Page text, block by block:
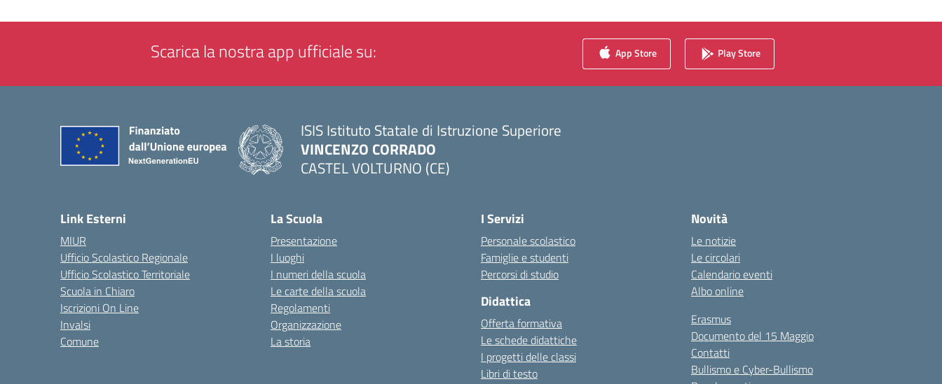
Scarica la nostra app ufficiale su: App Store Play Store
ISIS Istituto Statale di Istruzione Superiore
VINCENZO CORRADO
CASTEL VOLTURNO (CE)
Link Esterni
MIUR
Ufficio Scolastico Regionale
Ufficio Scolastico Territoriale
Scuola in Chiaro
Iscrizioni On Line
Invalsi
Comune
La Scuola
Presentazione
I luoghi
I numeri della scuola
Le carte della scuola
Regolamenti
Organizzazione
La storia
I Servizi
Personale scolastico
Famiglie e studenti
Percorsi di studio
Didattica
Offerta formativa
Le schede didattiche
I progetti delle classi
Libri di testo
Novità
Le notizie
Le circolari
Calendario eventi
Albo online
Erasmus
Documento del 15 Maggio
Contatti
Bullismo e Cyber-Bullismo